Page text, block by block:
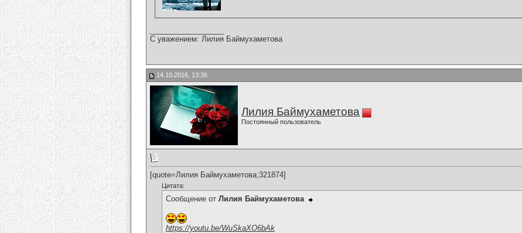
С уважением: Лилия Баймухаметова
14.10.2016, 13:36
Лилия Баймухаметова
Постоянный пользователь
[quote=Лилия Баймухаметова;321874]
Цитата:
Сообщение от Лилия Баймухаметова
https://youtu.be/WuSkaXO6bAk